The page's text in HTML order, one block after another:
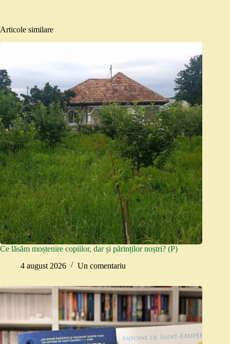
Articole similare
Ce lăsăm moștenire copiilor, dar și părinților noștri? (P)
4 august 2026
Un comentariu